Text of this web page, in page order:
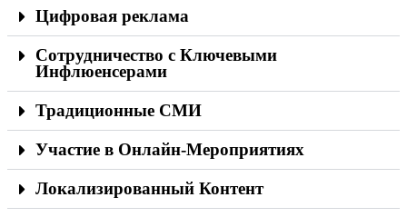
Цифровая реклама
Сотрудничество с Ключевыми
Инфлюенсерами
Традиционные СМИ
Участие в Онлайн-Мероприятиях
Локализированный Контент